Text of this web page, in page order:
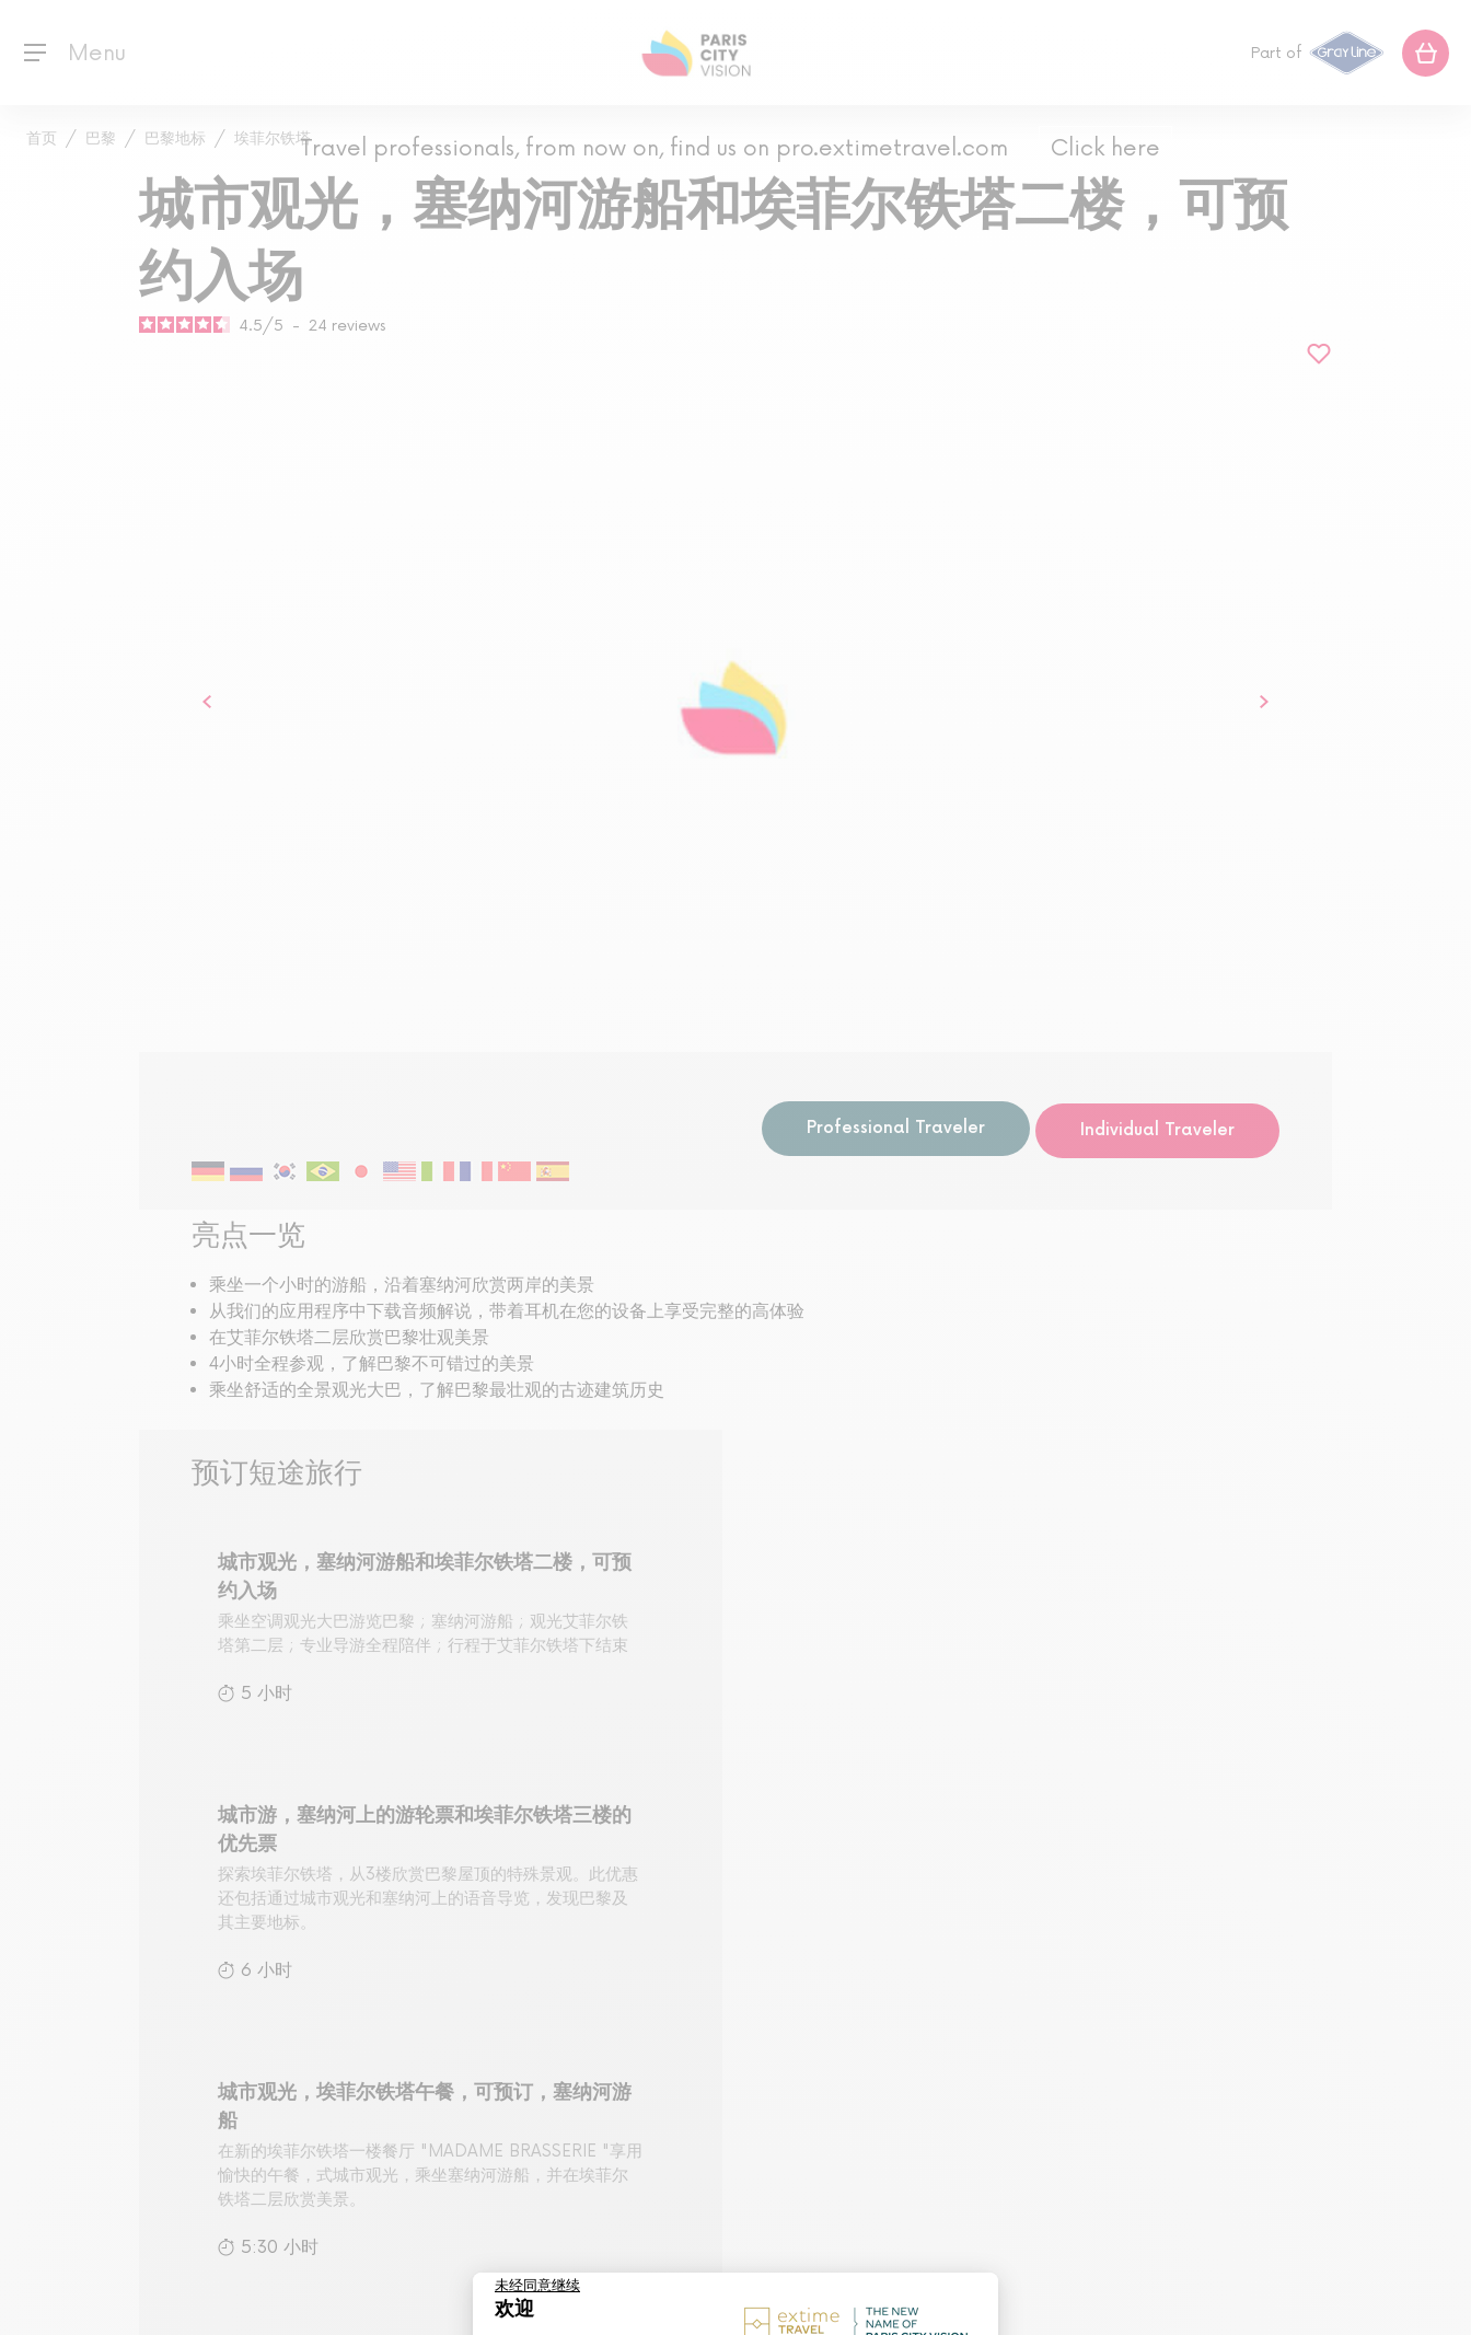
Menu Part of
Travel professionals, from now on, find us on pro.extimetravel.com Click here
首页 巴黎 巴黎地标 埃菲尔铁塔
城市观光，塞纳河游船和埃菲尔铁塔二楼，可预
约入场
4.5/5 - 24 reviews
Professional Traveler
Individual Traveler
亮点一览
乘坐一个小时的游船，沿着塞纳河欣赏两岸的美景
从我们的应用程序中下载音频解说，带着耳机在您的设备上享受完整的高体验
在艾菲尔铁塔二层欣赏巴黎壮观美景
4小时全程参观，了解巴黎不可错过的美景
乘坐舒适的全景观光大巴，了解巴黎最壮观的古迹建筑历史
预订短途旅行
城市观光，塞纳河游船和埃菲尔铁塔二楼，可预
约入场
乘坐空调观光大巴游览巴黎 ; 塞纳河游船 ; 观光艾菲尔铁
塔第二层 ; 专业导游全程陪伴 ; 行程于艾菲尔铁塔下结束
5 小时
城市游，塞纳河上的游轮票和埃菲尔铁塔三楼的
优先票
探索埃菲尔铁塔，从3楼欣赏巴黎屋顶的特殊景观。此优惠
还包括通过城市观光和塞纳河上的语音导览，发现巴黎及
其主要地标。
6 小时
城市观光，埃菲尔铁塔午餐，可预订，塞纳河游
船
在新的埃菲尔铁塔一楼餐厅 "MADAME BRASSERIE "享用
愉快的午餐，式城市观光，乘坐塞纳河游船，并在埃菲尔
铁塔二层欣赏美景。
5:30 小时